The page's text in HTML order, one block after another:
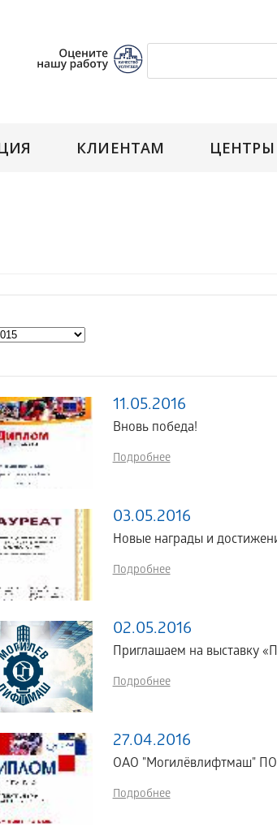
КЛИЕНТАМ
11.05.2016
Вновь победа!
Подробнее
03.05.2016
Новые награды и
Подробнее
02.05.2016
Приглашаем на выставку
Подробнее
27.04.2016
ОАО "Могилёвлифтмаш"
Подробнее